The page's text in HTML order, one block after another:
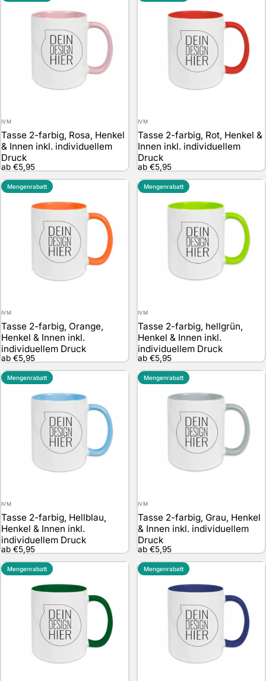
Anbieter:
IVM
Tasse 2-farbig, Rosa, Henkel
& Innen inkl. individuellem
Druck
ab €5,95
Anbieter:
IVM
Tasse 2-farbig, Rot, Henkel &
Innen inkl. individuellem
Druck
ab €5,95
Mengenrabatt
Anbieter:
IVM
Tasse 2-farbig, Orange,
Henkel & Innen inkl.
individuellem Druck
ab €5,95
Mengenrabatt
Anbieter:
IVM
Tasse 2-farbig, hellgrün,
Henkel & Innen inkl.
individuellem Druck
ab €5,95
Mengenrabatt
Anbieter:
IVM
Tasse 2-farbig, Hellblau,
Henkel & Innen inkl.
individuellem Druck
ab €5,95
Mengenrabatt
Anbieter:
IVM
Tasse 2-farbig, Grau, Henkel
& Innen inkl. individuellem
Druck
ab €5,95
Mengenrabatt Mengenrabatt